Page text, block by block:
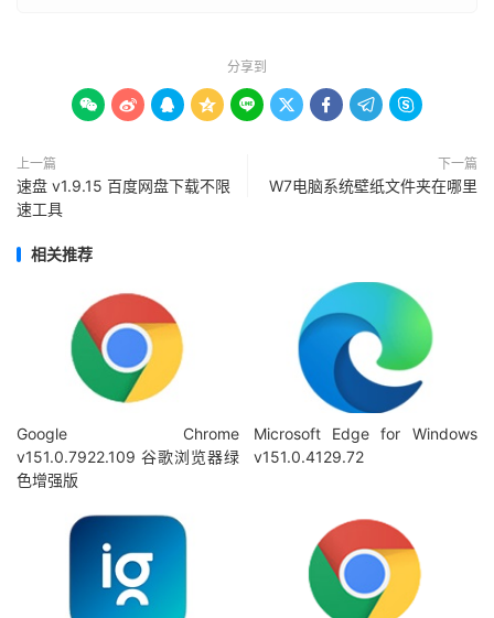
分享到
        
上一篇
速盘 v1.9.15 百度网盘下载不限
速工具
下一篇
W7电脑系统壁纸文件夹在哪里
相关推荐
Google Chrome
v151.0.7922.109 谷歌浏览器绿
色增强版
Microsoft Edge for Windows
v151.0.4129.72